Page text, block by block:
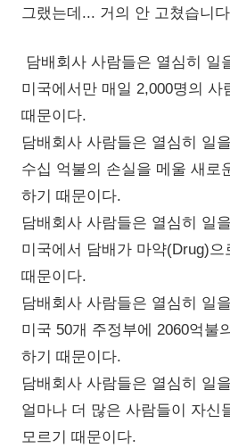
그랬는데... 거의 안 고쳤습니
담배회사 사람들은 열심히 일
미국에서만 매일 2,000명의 사
때문이다.
담배회사 사람들은 열심히 일
수십 억불의 손실을 메울 새로
하기 때문이다.
담배회사 사람들은 열심히 일
미국에서 담배가 마약(Drug)으
때문이다.
담배회사 사람들은 열심히 일
미국 50개 주정부에 2060억불
하기 때문이다.
담배회사 사람들은 열심히 일
얼마나 더 많은 사람들이 자신
모르기 때문이다.